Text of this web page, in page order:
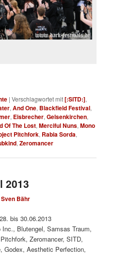
|Verschlagwortet mit[:SITD:],
,And One, Blackfield Festival,
, Eisbrecher,Gelsenkirchen,
Of The Lost,Merciful Nuns,Mono
Pitchfork, Rabia Sorda,
,Zeromancer
2013
Sven Bähr
bis 30.06.2013
Blutengel, Samsas Traum,
Zeromancer, SITD,
Godex, Aesthetic Perfection,